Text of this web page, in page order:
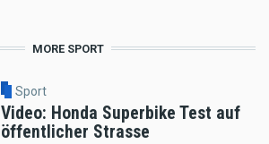
MORE SPORT
Sport
Video: Honda Superbike Test auf
öffentlicher Strasse